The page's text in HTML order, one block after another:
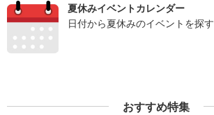
夏休みイベントカレンダー
日付から夏休みのイベントを探す
おすすめ特集